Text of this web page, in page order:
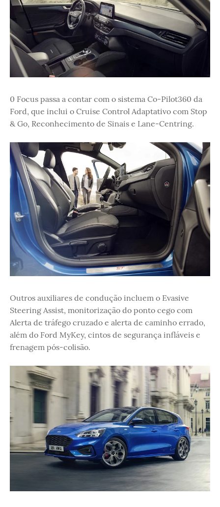
0 Focus passa a contar com o sistema Co-Pilot360 da
Ford, que inclui o Cruise Control Adaptativo com Stop
& Go, Reconhecimento de Sinais e Lane-Centring.
Outros auxiliares de condução incluem o Evasive
Steering Assist, monitorização do ponto cego com
Alerta de tráfego cruzado e alerta de caminho errado,
além do Ford MyKey, cintos de segurança infláveis ​​e
frenagem pós-colisão.